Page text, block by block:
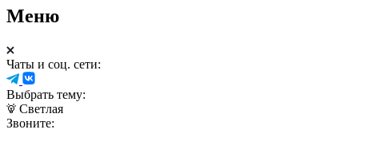
Меню
Чаты и соц. сети:
Выбрать тему:
Светлая
Звоните: